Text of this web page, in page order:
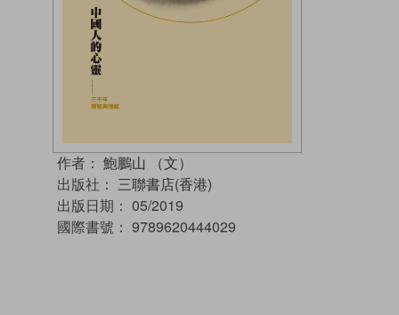
作者： 鮑鵬山 （文）
出版社： 三聯書店(香港)
出版日期： 05/2019
國際書號： 9789620444029